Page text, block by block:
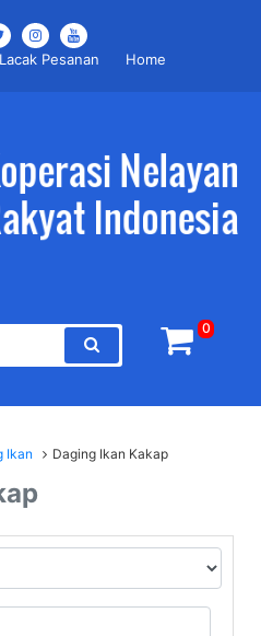
Lacak Pesanan Home
0
Ikan Daging Ikan Kakap